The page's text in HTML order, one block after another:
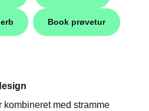
Book prøvetur
kombineret med stramme